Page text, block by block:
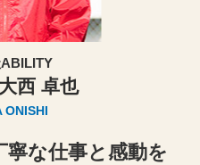
大西 卓也
ONISHI
な仕事と感動を